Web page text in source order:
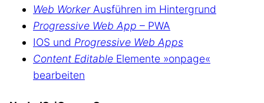
Web WorkerAusführen im Hintergrund
Progressive Web App – PWA
IOS und Progressive Web Apps
Content Editable Elemente »onpage«
bearbeiten